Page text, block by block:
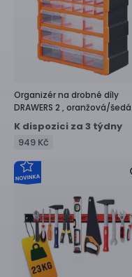
Organizér na drobné díly
DRAWERS 2 , oranžová/šedá
K dispozici za 3 týdny
949 Kč